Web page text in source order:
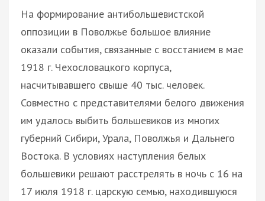
На формирование антибольшевистской
оппозиции в Поволжье большое влияние
оказали события, связанные с восстанием в мае
1918 г. Чехословацкого корпуса,
насчитывавшего свыше 40 тыс. человек.
Совместно с представителями белого движения
им удалось выбить большевиков из многих
губерний Сибири, Урала, Поволжья и Дальнего
Востока. В условиях наступления белых
большевики решают расстрелять в ночь с 16 на
17 июля 1918 г. царскую семью, находившуюся